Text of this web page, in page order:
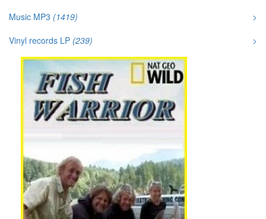
Music MP3 (1419)
>
Vinyl records LP (239) >